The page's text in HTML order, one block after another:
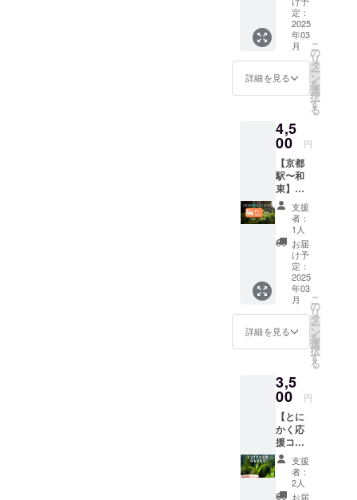
ら和束
町おぶ
ぶ間の
往復バ
スチ
ケッ
ト。 出
発地は
駅か
ら、も
しくは
和束か
らのど
ちらか
をお選
びいた
だけま
す。 茶
源郷和
束へぜ
ひ遊び
に来て
くださ
い！ ・
JR木津
チケッ
ト×１
・お好
きなお
茶１
杯
（現地
でお渡
し） ・
1000円
定：
2025
年03
月
詳細を見る
こ
の
リ
タ
ー
ン
を
選
択
す
る
4,5
00 円
【京都
駅〜和
束】往
復バス
チケッ
ト×１
京都駅
八条口
から和
束おぶ
ぶ間の
往復バ
スチ
ケッ
ト。 茶
源郷和
ひ遊び
に来て
くださ
い！ ・
京都〜
和束
往復バ
スチ
ケット×
１ ・お
支援
者：
1人
お届
け予
定：
2025
年03
月
詳細を見る
こ
の
リ
タ
ー
ン
を
選
択
す
る
3,5
00 円
【とに
かく応
援コー
ス！】
とにか
く『お
ぶぶ』
支援
者：
2人
お届